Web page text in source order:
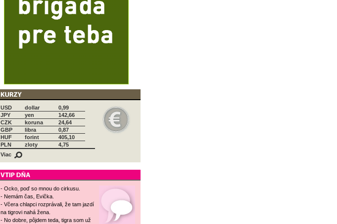
USD dollar
0,99
JPY
yen
142,66
CZK
koruna
24,64
GBP
libra
0,87
HUF
forint
405,10
PLN
zloty
4,75
Viac
- Ocko, poď so mnou do cirkusu.
- Nemám čas, Evička.
- Včera chlapci rozprávali, že tam jazdí
na tigrovi nahá žena.
- No dobre, pôjdem teda, tigra som už